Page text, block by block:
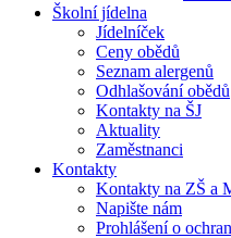
Školní jídelna
Jídelníček
Ceny obědů
Seznam alergenů
Odhlašování obědů
Kontakty na ŠJ
Aktuality
Zaměstnanci
Kontakty
Kontakty na ZŠ a
Napište nám
Prohlášení o